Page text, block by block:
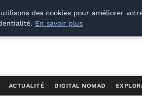
ACTUALITÉ DIGITAL NOMAD
utilisons des cookies pour améliorer
En savoir plus